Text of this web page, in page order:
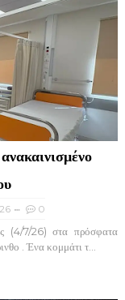
0
(4/7/26) στα πρόσφατα
. Ένα κομμάτι τ...